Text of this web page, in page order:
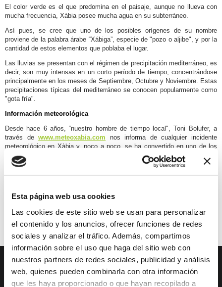
Esta página web usa cookies
Las cookies de este sitio web se usan para personalizar
el contenido y los anuncios, ofrecer funciones de redes
sociales y analizar el tráfico. Además, compartimos
información sobre el uso que haga del sitio web con
nuestros partners de redes sociales, publicidad y análisis
web, quienes pueden combinarla con otra información
que les haya proporcionado o que hayan recopilado a
Directorio
Decálogo
del
turista
responsable
Derechos
y
obligaciones
del
turista
Código
Ético
del
Quejas,
sugerencias
y
felicitaciones
Xàbia
accesible
Plan
El color verde es el que predomina en el paisaje, aunque no llueva con
mucha frecuencia, Xàbia posee mucha agua en su subterráneo.
Así pues, se cree que uno de los posibles orígenes de su nombre
proviene de la palabra árabe “Xábiga”, especie de "pozo o aljibe", y por la
cantidad de estos elementos que poblaba el lugar.
Las lluvias se presentan con el régimen de precipitación mediterráneo, es
decir, son muy intensas en un corto período de tiempo, concentrándose
principalmente en los meses de Septiembre, Octubre y Noviembre. Estas
precipitaciones típicas del mediterráneo se conocen popularmente como
"gota fría".
Información meteorológica
Desde hace 6 años, “nuestro hombre de tiempo local", Toni Bolufer, a
través dewww.meteoxabia.com nos informa de cualquier incidente
meteorológico en Xàbia y, poco a poco, se ha convertido en uno de los
enlaces favoritos de muchos vecinos y visitantes.
Aunque empezó como un hobby, con un pluviómetro, hoy en día su
mucho esfuerzo.
DESCUBRE XÀBIA QUÉ HACER